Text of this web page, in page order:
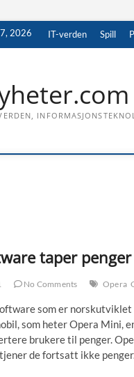
2026 IT-verden Spill
taper penger
No Comments Opera
som er
som heter Opera Mini,
brukere til penger.
de fortsatt ikke